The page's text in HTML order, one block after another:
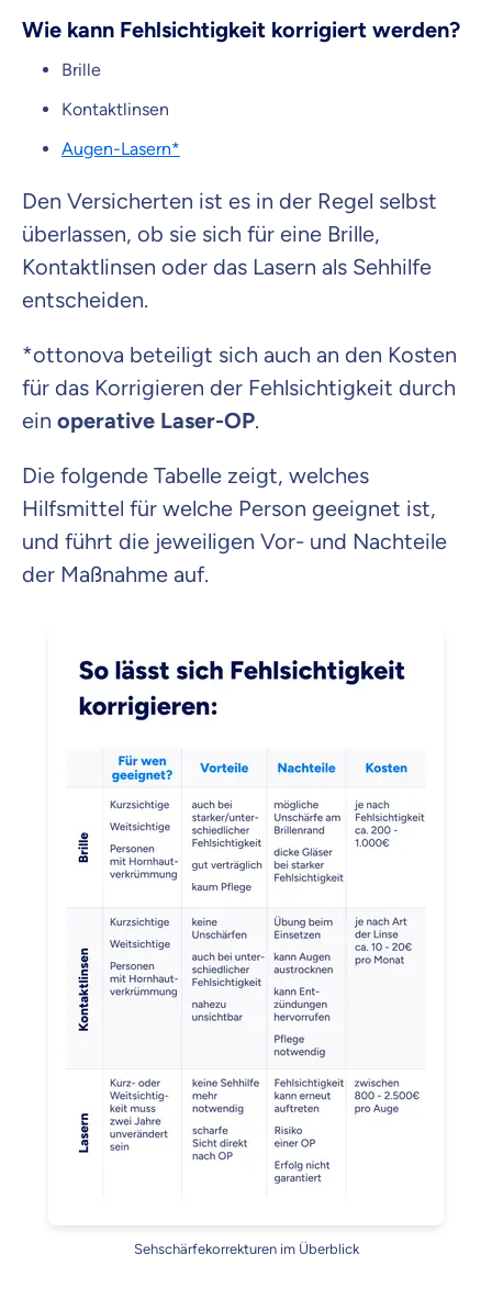
Wie kann Fehlsichtigkeit korrigiert werden?
Brille
Kontaktlinsen
Augen-Lasern*
Den Versicherten ist es in der Regel selbst
überlassen, ob sie sich für eine Brille,
Kontaktlinsen oder das Lasern als Sehhilfe
entscheiden.
*ottonova beteiligt sich auch an den Kosten
für das Korrigieren der Fehlsichtigkeit durch
ein operative Laser-OP.
Die folgende Tabelle zeigt, welches
Hilfsmittel für welche Person geeignet ist,
und führt die jeweiligen Vor- und Nachteile
der Maßnahme auf.
Sehschärfekorrekturen im Überblick